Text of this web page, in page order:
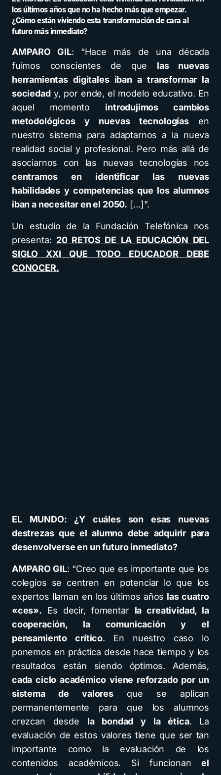
los últimos años que no ha hecho más que empezar.
¿Cómo están viviendo esta transformación de cara al
futuro más inmediato?
AMPARO GIL: “Hace más de una década
fuimos conscientes de que las nuevas
herramientas digitales iban a transformar la
sociedady, por ende, el modelo educativo. En
aquel momento introdujimos cambios
metodológicos y nuevas tecnologíasen
nuestro sistema para adaptarnos a la nueva
realidad social y profesional. Pero más allá de
asociarnos con las nuevas tecnologías nos
centramos en identificar las nuevas
habilidades y competencias que los alumnos
iban a necesitar en el 2050. […]”.
Un estudio de la Fundación Telefónica nos
presenta: 20 RETOS DE LA EDUCACIÓN DEL
SIGLO XXI QUE TODO EDUCADOR DEBE
CONOCER.
EL MUNDO: ¿Y cuáles son esas nuevas
destrezas que el alumno debe adquirir para
desenvolverse en un futuro inmediato?
AMPARO GIL: “Creo que es importante que los
colegios se centren en potenciar lo que los
expertos llaman en los últimos años las cuatro
«ces». Es decir, fomentar la creatividad, la
cooperación, la comunicación y el
pensamiento crítico. En nuestro caso lo
ponemos en práctica desde hace tiempo y los
resultados están siendo óptimos. Además,
cada ciclo académico viene reforzado por un
sistema de valoresque se aplican
permanentemente para que los alumnos
crezcan desde la bondad y la ética. La
evaluación de estos valores tiene que ser tan
importante como la evaluación de los
contenidos académicos. Si funcionanel